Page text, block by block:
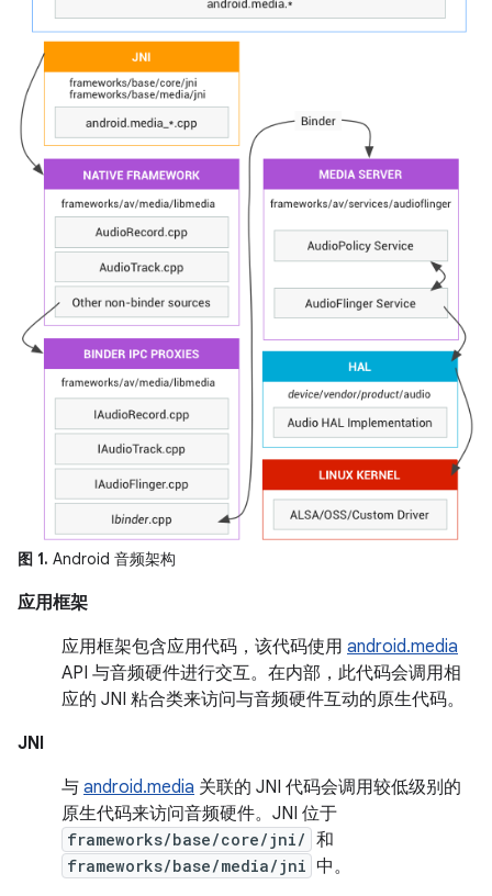
图 1. Android 音频架构
应用框架
应用框架包含应用代码，该代码使用 android.media
API 与音频硬件进行交互。在内部，此代码会调用相
应的 JNI 粘合类来访问与音频硬件互动的原生代码。
JNI
与 android.media 关联的 JNI 代码会调用较低级别的
原生代码来访问音频硬件。JNI 位于
frameworks/base/core/jni/ 和
frameworks/base/media/jni 中。